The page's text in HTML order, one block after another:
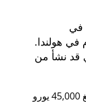
في
في هولندا.
قد نشأ من